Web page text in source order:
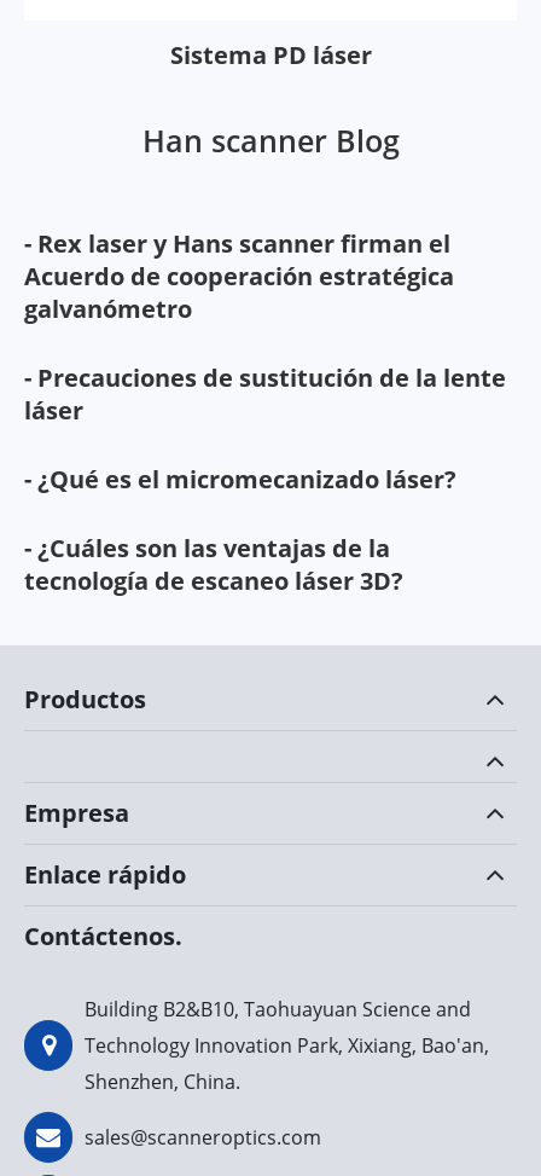
Sistema PD láser
Han scanner Blog
- Rex laser y Hans scanner firman el
Acuerdo de cooperación estratégica
galvanómetro
- Precauciones de sustitución de la lente
láser
- ¿Qué es el micromecanizado láser?
- ¿Cuáles son las ventajas de la
tecnología de escaneo láser 3D?
Productos
Empresa
Enlace rápido
Contáctenos.
Building B2&B10, Taohuayuan Science and
Technology Innovation Park, Xixiang, Bao'an,
Shenzhen, China.
sales@scanneroptics.com